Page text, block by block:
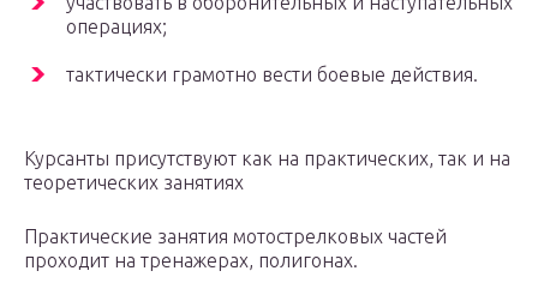
операциях;
тактически грамотно вести боевые действия.
Курсанты присутствуют как на практических, так и на
теоретических занятиях
Практические занятия мотострелковых частей
проходит на тренажерах, полигонах.